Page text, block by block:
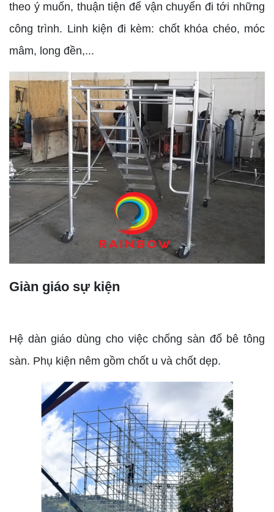
theo ý muốn, thuận tiện để vận chuyển đi tới những
công trình. Linh kiện đi kèm: chốt khóa chéo, móc
mâm, long đền,...
Giàn giáo sự kiện
Hệ dàn giáo dùng cho việc chống sàn đổ bê tông
sàn. Phụ kiện nêm gồm chốt u và chốt dẹp.